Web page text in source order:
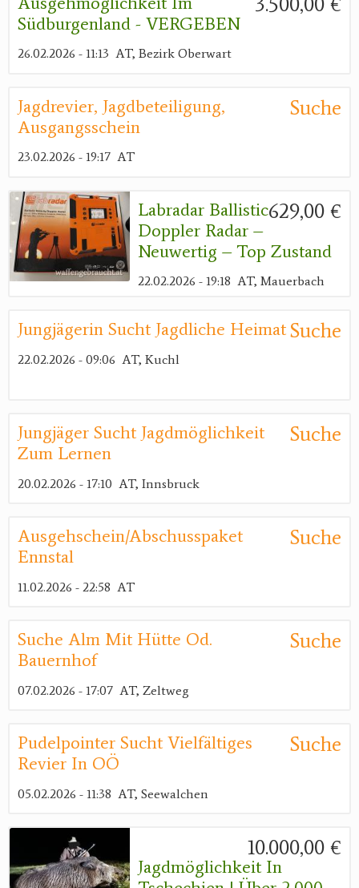
Südburgenland - VERGEBEN
26.02.2026 - 11:13 AT, Bezirk Oberwart
Suche
Jagdrevier, Jagdbeteiligung,
Ausgangsschein
23.02.2026 - 19:17 AT
629,00 €
Labradar Ballistic
Doppler Radar –
Neuwertig – Top Zustand
22.02.2026 - 19:18 AT, Mauerbach
Suche
Jungjägerin Sucht Jagdliche Heimat
22.02.2026 - 09:06 AT, Kuchl
Suche
Jungjäger Sucht Jagdmöglichkeit
Zum Lernen
20.02.2026 - 17:10 AT, Innsbruck
Suche
Ausgehschein/Abschusspaket
Ennstal
11.02.2026 - 22:58 AT
Suche
Suche Alm Mit Hütte Od.
Bauernhof
07.02.2026 - 17:07 AT, Zeltweg
Suche
Pudelpointer Sucht Vielfältiges
Revier In OÖ
05.02.2026 - 11:38 AT, Seewalchen
10.000,00 €
Jagdmöglichkeit In